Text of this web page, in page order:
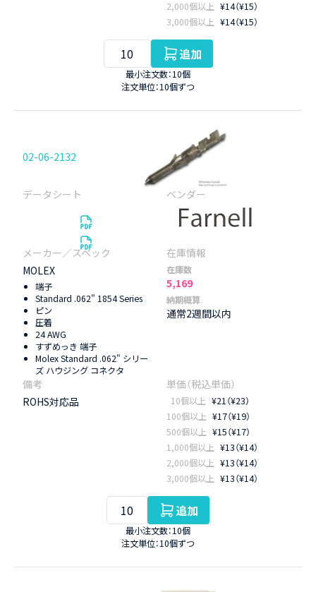
2,000個以上 ¥14（¥15）
3,000個以上 ¥14（¥15）
追加
最小注文数：10個
注文単位：10個ずつ
02-06-2132
MOLEX
端子
Standard .062" 1854 Series
ピン
圧着
24 AWG
すずめっき 端子
Molex Standard .062" シリー
ズ ハウジング コネクタ
在庫数
5,169
納期概算
通常2週間以内
ROHS対応品 10個以上 ¥21（¥23）
100個以上 ¥17（¥19）
500個以上 ¥15（¥17）
1,000個以上 ¥13（¥14）
2,000個以上 ¥13（¥14）
3,000個以上 ¥13（¥14）
追加
最小注文数：10個
注文単位：10個ずつ